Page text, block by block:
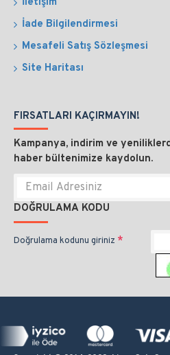
İade Bilgilendirmesi
Mesafeli Satış Sözleşmesi
Site Haritası
FIRSATLARI KAÇIRMAYIN!
Kampanya, indirim ve
haber bültenimize kaydolun.
DOĞRULAMA KODU
Doğrulama kodunu giriniz